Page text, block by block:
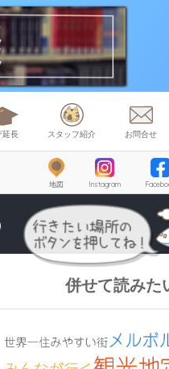
延長 スタッフ紹介 お問合せ
地図 Instagram
併せて読みた